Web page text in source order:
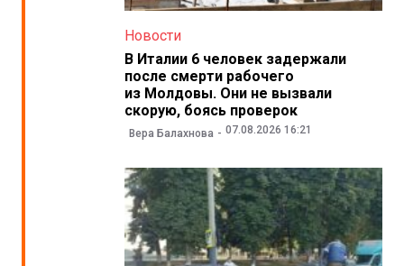
Новости
В Италии 6 человек задержали
после смерти рабочего
из Молдовы. Они не вызвали
скорую, боясь проверок
Вера Балахнова 07.08.2026 16:21